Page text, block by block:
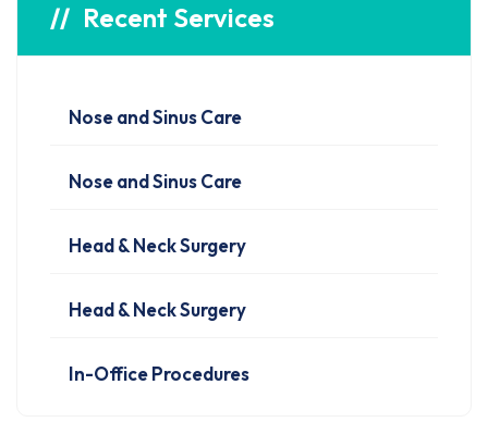
Recent Services
Nose and Sinus Care
Nose and Sinus Care
Head & Neck Surgery
Head & Neck Surgery
In-Office Procedures